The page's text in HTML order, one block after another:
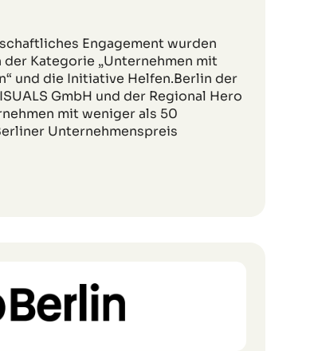
Engagement wurden
Kategorie „Unternehmen mit
und die Initiative Helfen.Berlin der
GmbH und der Regional Hero
mit weniger als 50
Unternehmenspreis